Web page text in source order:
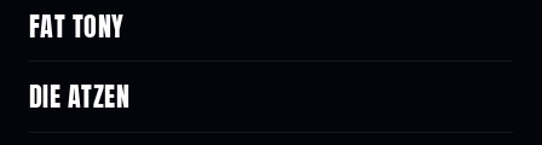
FAT TONY
DIE ATZEN